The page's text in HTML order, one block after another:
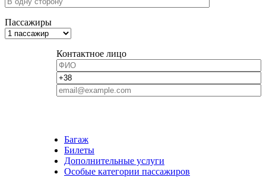
Пассажиры
Контактное лицо
Багаж
Билеты
Дополнительные услуги
Особые категории пассажиров